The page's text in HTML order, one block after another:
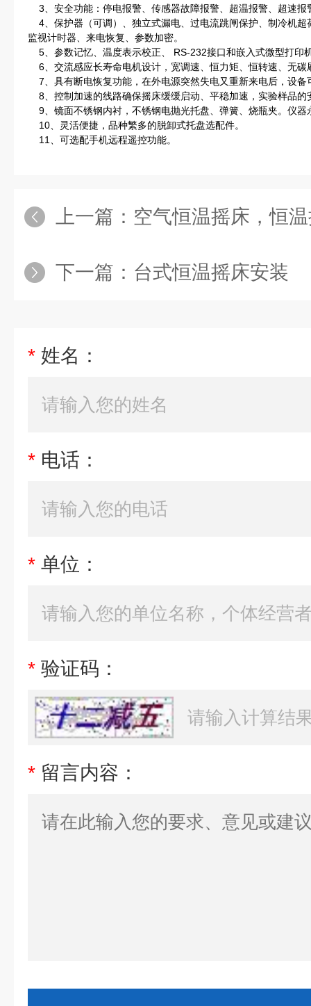
3、安全功能：停电报警、传感器故障报警、超温报警、超速报
4、保护器（可调）、独立式漏电、过电流跳闸保护、制冷机超
监视计时器、来电恢复、参数加密。
5、参数记忆、温度表示校正、 RS-232接口和嵌入式微型打印
6、交流感应长寿命电机设计，宽调速、恒力矩、恒转速、无碳
7、具有断电恢复功能，在外电源突然失电又重新来电后，设备
8、控制加速的线路确保摇床缓缓启动、平稳加速，实验样品的
9、镜面不锈钢内衬，不锈钢电抛光托盘、弹簧、烧瓶夹。仪器
10、灵活便捷，品种繁多的脱卸式托盘选配件。
11、可选配手机远程遥控功能。
上一篇： 空气恒温摇床，恒
下一篇： 台式恒温摇床安装
* 姓名：
* 电话：
* 单位：
* 验证码：
* 留言内容：